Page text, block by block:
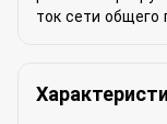
ток сети